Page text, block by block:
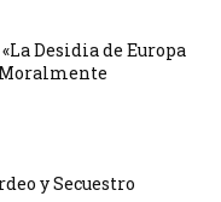
Desidia de Europa
y Secuestro